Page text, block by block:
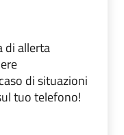
di allerta
di situazioni
tuo telefono!